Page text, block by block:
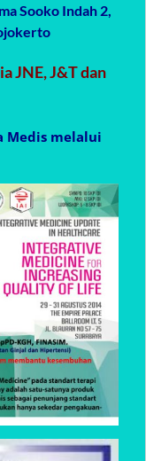
Sooko Indah 2,
JNE, J&T dan
Medis melalui